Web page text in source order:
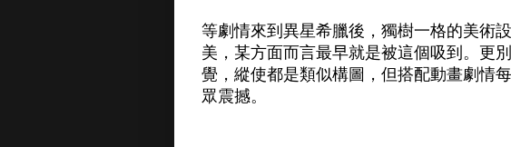
等劇情來到異星希臘後，獨樹一格的美術
美，某方面而言最早就是被這個吸到。更
覺，縱使都是類似構圖，但搭配動畫劇情
眾震撼。